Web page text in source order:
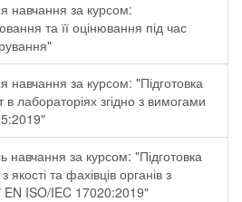
навчання за курсом:
та її оцінювання під час
навчання за курсом: "Підготовка
в лабораторіях згідно з вимогами
навчання за курсом: "Підготовка
якості та фахівців органів з
EN ISO/IEC 17020:2019"